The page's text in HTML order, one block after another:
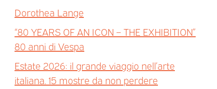
Dorothea Lange
“80 YEARS OF AN ICON – THE EXHIBITION”
80 anni di Vespa
Estate 2026: il grande viaggio nell’arte
italiana. 15 mostre da non perdere